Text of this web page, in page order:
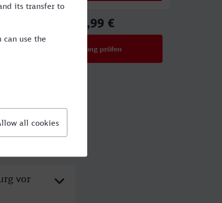
32,99 €
Verbindung prüfen
vor